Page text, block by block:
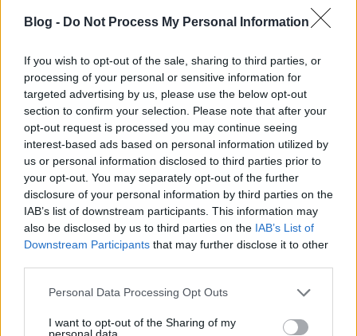
Blog - Do Not Process My Personal Information
If you wish to opt-out of the sale, sharing to third parties, or
processing of your personal or sensitive information for
targeted advertising by us, please use the below opt-out
section to confirm your selection. Please note that after your
opt-out request is processed you may continue seeing
interest-based ads based on personal information utilized by
us or personal information disclosed to third parties prior to
your opt-out. You may separately opt-out of the further
disclosure of your personal information by third parties on the
IAB’s list of downstream participants. This information may
also be disclosed by us to third parties on the IAB’s List of
Downstream Participants that may further disclose it to other
Please note that this website/app uses one or more Google
not limited to your visit or usage behaviour. You may click to
Personal Data Processing Opt Outs
I want to opt-out of the Sharing of my
personal data.
LPX 10161
for Christmas
1976
SLPX 16598
DANCE
Love Commando
PROTON – E&E
1990
Dankó nóták
QUALITON
LPX 10094
Deák Big Band
Örökszép
melódiák: Adagio
(Albinoni) - Tavaszi
zsongás (Sinding) -
A gyöngyhalász
(Bizet) - Poem
(Fibich) - Szerelmi
álmok (Liszt
hullámain
QUALITON
1978
SLPX 16596